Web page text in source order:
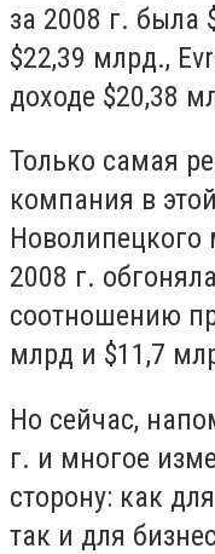
за 2008 г. была
$22,39 млрд.,
доходе $20,38
Только самая
компания в
2008 г.
соотношению
млрд и $11,7
Но сейчас,
г. и многое
сторону: как
так и для